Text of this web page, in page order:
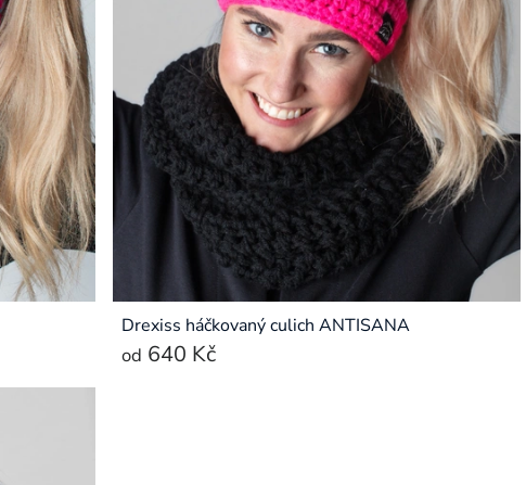
Drexiss háčkovaný culich ANTISANA
od 640 Kč